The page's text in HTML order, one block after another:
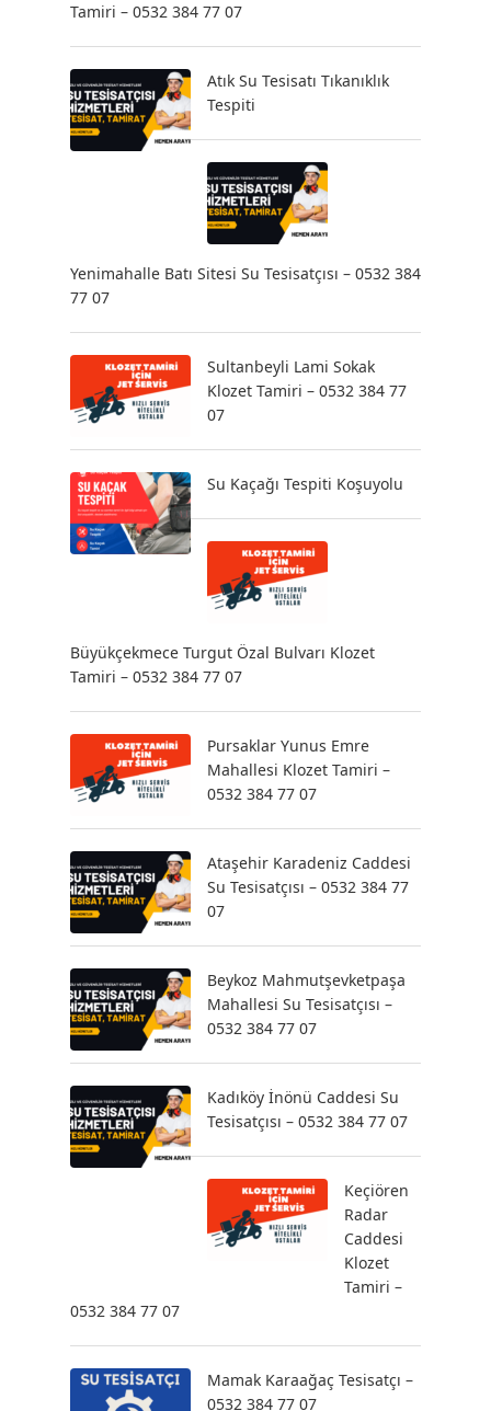
Tamiri – 0532 384 77 07
Atık Su Tesisatı Tıkanıklık
Tespiti
Yenimahalle Batı Sitesi Su Tesisatçısı – 0532 384
77 07
Sultanbeyli Lami Sokak
Klozet Tamiri – 0532 384 77
07
Su Kaçağı Tespiti Koşuyolu
Büyükçekmece Turgut Özal Bulvarı Klozet
Tamiri – 0532 384 77 07
Pursaklar Yunus Emre
Mahallesi Klozet Tamiri –
0532 384 77 07
Ataşehir Karadeniz Caddesi
Su Tesisatçısı – 0532 384 77
07
Beykoz Mahmutşevketpaşa
Mahallesi Su Tesisatçısı –
0532 384 77 07
Kadıköy İnönü Caddesi Su
Tesisatçısı – 0532 384 77 07
Keçiören
Radar
Caddesi
Klozet
Tamiri –
0532 384 77 07
Mamak Karaağaç Tesisatçı –
0532 384 77 07